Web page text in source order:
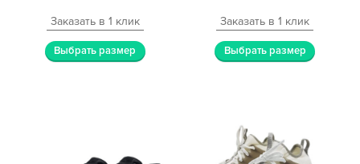
Заказать в 1 клик
Выбрать размер
Заказать в 1 клик
Выбрать размер